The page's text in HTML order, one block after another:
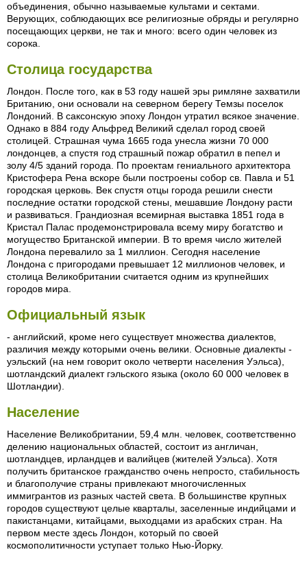
объединения, обычно называемые культами и сектами.
Верующих, соблюдающих все религиозные обряды и регулярно
посещающих церкви, не так и много: всего один человек из
сорока.
Столица государства
Лондон. После того, как в 53 году нашей эры римляне захватили
Британию, они основали на северном берегу Темзы поселок
Лондоний. В саксонскую эпоху Лондон утратил всякое значение.
Однако в 884 году Альфред Великий сделал город своей
столицей. Страшная чума 1665 года унесла жизни 70 000
лондонцев, а спустя год страшный пожар обратил в пепел и
золу 4/5 зданий города. По проектам гениального архитектора
Кристофера Рена вскоре были построены собор св. Павла и 51
городская церковь. Век спустя отцы города решили снести
последние остатки городской стены, мешавшие Лондону расти
и развиваться. Грандиозная всемирная выставка 1851 года в
Кристал Палас продемонстрировала всему миру богатство и
могущество Британской империи. В то время число жителей
Лондона перевалило за 1 миллион. Сегодня население
Лондона с пригородами превышает 12 миллионов человек, и
столица Великобритании считается одним из крупнейших
городов мира.
Официальный язык
- английский, кроме него существует множества диалектов,
различия между которыми очень велики. Основные диалекты -
уэльский (на нем говорит около четверти населения Уэльса),
шотландский диалект гэльского языка (около 60 000 человек в
Шотландии).
Население
Население Великобритании, 59,4 млн. человек, соответственно
делению национальных областей, состоит из англичан,
шотландцев, ирландцев и валийцев (жителей Уэльса). Хотя
получить британское гражданство очень непросто, стабильность
и благополучие страны привлекают многочисленных
иммигрантов из разных частей света. В большинстве крупных
городов существуют целые кварталы, заселенные индийцами и
пакистанцами, китайцами, выходцами из арабских стран. На
первом месте здесь Лондон, который по своей
космополитичности уступает только Нью-Йорку.